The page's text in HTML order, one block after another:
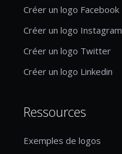
Créer un logo Facebook
Créer un logo Instagram
Créer un logo Twitter
Créer un logo Linkedin
Ressources
Exemples de logos